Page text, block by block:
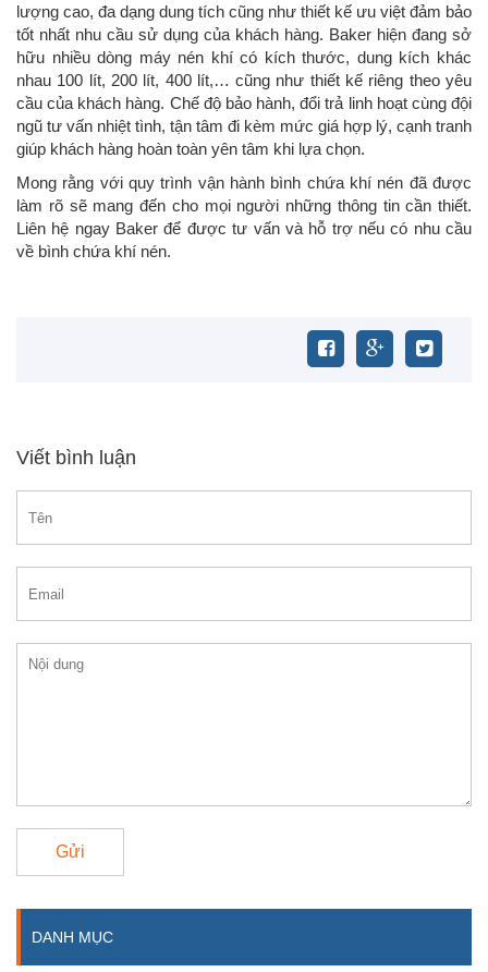
lượng cao, đa dạng dung tích cũng như thiết kế ưu việt đảm bảo
tốt nhất nhu cầu sử dụng của khách hàng. Baker hiện đang sở
hữu nhiều dòng máy nén khí có kích thước, dung kích khác
nhau 100 lít, 200 lít, 400 lít,… cũng như thiết kế riêng theo yêu
cầu của khách hàng. Chế độ bảo hành, đổi trả linh hoạt cùng đội
ngũ tư vấn nhiệt tình, tận tâm đi kèm mức giá hợp lý, cạnh tranh
giúp khách hàng hoàn toàn yên tâm khi lựa chọn.
Mong rằng với quy trình vận hành bình chứa khí nén đã được
làm rõ sẽ mang đến cho mọi người những thông tin cần thiết.
Liên hệ ngay Baker để được tư vấn và hỗ trợ nếu có nhu cầu
về bình chứa khí nén.
Viết bình luận
Gửi
DANH MỤC